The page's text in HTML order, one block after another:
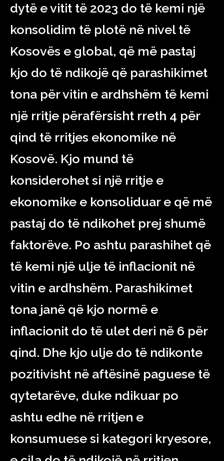
dytë e vitit të 2023 do të kemi një
konsolidim të plotë në nivel të
Kosovës e global, që më pastaj
kjo do të ndikojë që parashikimet
tona për vitin e ardhshëm të kemi
një rritje përafërsisht rreth 4 për
qind të rritjes ekonomike në
Kosovë. Kjo mund të
konsiderohet si një rritje e
ekonomike e konsoliduar e që më
pastaj do të ndikohet prej shumë
faktorëve. Po ashtu parashihet që
të kemi një ulje të inflacionit në
vitin e ardhshëm. Parashikimet
tona janë që kjo normë e
inflacionit do të ulet deri në 6 për
qind. Dhe kjo ulje do të ndikonte
pozitivisht në aftësinë paguese të
qytetarëve, duke ndikuar po
ashtu edhe në rritjen e
konsumuese si kategori kryesore,